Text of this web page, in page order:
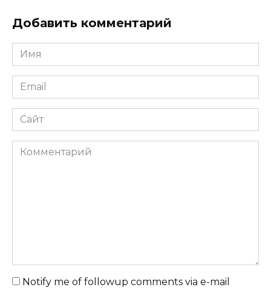
Добавить комментарий
Имя
*
Email
*
Сайт
Комментарий
Notify me of followup comments via e-mail